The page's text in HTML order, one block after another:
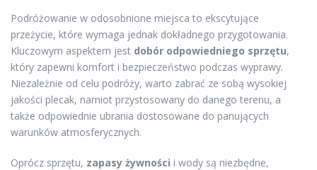
Podróżowanie w odosobnione miejsca to ekscytujące
przeżycie, które wymaga jednak dokładnego przygotowania.
Kluczowym aspektem jest dobór odpowiedniego sprzętu,
który zapewni komfort i bezpieczeństwo podczas wyprawy.
Niezależnie od celu podróży, warto zabrać ze sobą wysokiej
jakości plecak, namiot przystosowany do danego terenu, a
także odpowiednie ubrania dostosowane do panujących
warunków atmosferycznych.
Oprócz sprzętu, zapasy żywności i wody są niezbędne,